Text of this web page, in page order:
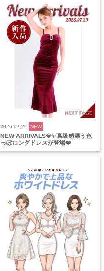
2026.07.29 NEW
NEW ARRIVALS💎✨高級感漂う色
っぽロングドレスが登場❤️